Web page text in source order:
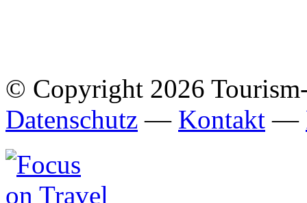
© Copyright 2026
Datenschutz — Kontakt —